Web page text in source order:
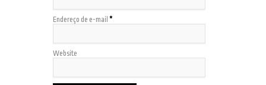
Endereço de e-mail *
Website